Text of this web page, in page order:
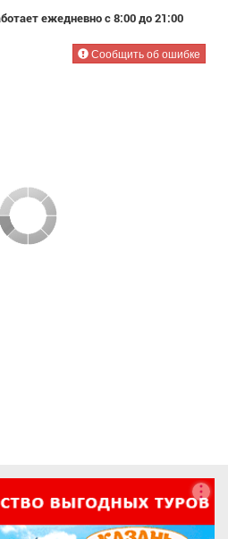
ежедневно с 8:00 до 21:00
Сообщить об ошибке